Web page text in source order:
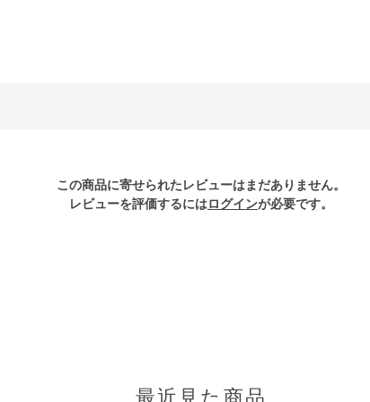
この商品に寄せられたレビューはまだありません。
レビューを評価するにはログインが必要です。
最近見た商品